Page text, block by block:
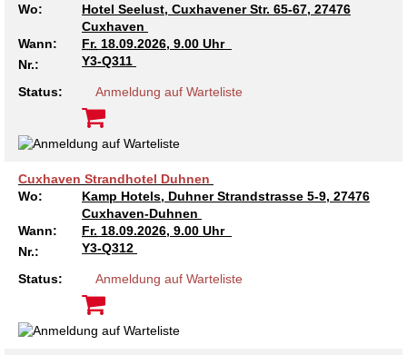
Wo:
Hotel Seelust, Cuxhavener Str. 65-67, 27476
Cuxhaven
Wann:
Fr. 18.09.2026, 9.00 Uhr
Nr.:
Y3-Q311
Status: Anmeldung auf Warteliste
Cuxhaven Strandhotel Duhnen
Wo:
Kamp Hotels, Duhner Strandstrasse 5-9, 27476
Cuxhaven-Duhnen
Wann:
Fr. 18.09.2026, 9.00 Uhr
Nr.:
Y3-Q312
Status: Anmeldung auf Warteliste